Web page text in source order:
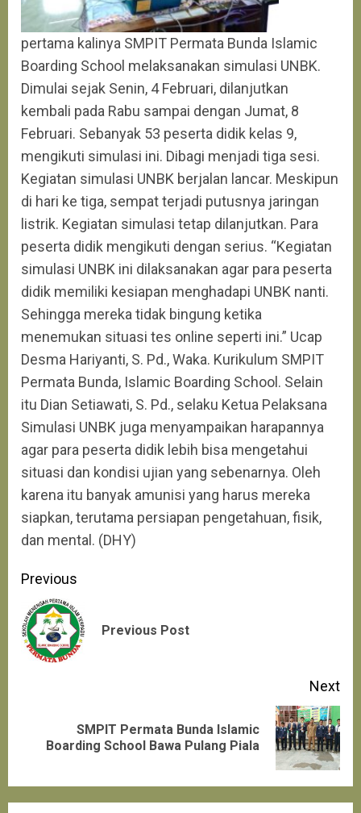
pertama kalinya SMPIT Permata Bunda Islamic
Boarding School melaksanakan simulasi UNBK.
Dimulai sejak Senin, 4 Februari, dilanjutkan
kembali pada Rabu sampai dengan Jumat, 8
Februari. Sebanyak 53 peserta didik kelas 9,
mengikuti simulasi ini. Dibagi menjadi tiga sesi.
Kegiatan simulasi UNBK berjalan lancar. Meskipun
di hari ke tiga, sempat terjadi putusnya jaringan
listrik. Kegiatan simulasi tetap dilanjutkan. Para
peserta didik mengikuti dengan serius. “Kegiatan
simulasi UNBK ini dilaksanakan agar para peserta
didik memiliki kesiapan menghadapi UNBK nanti.
Sehingga mereka tidak bingung ketika
menemukan situasi tes online seperti ini.” Ucap
Desma Hariyanti, S. Pd., Waka. Kurikulum SMPIT
Permata Bunda, Islamic Boarding School. Selain
itu Dian Setiawati, S. Pd., selaku Ketua Pelaksana
Simulasi UNBK juga menyampaikan harapannya
agar para peserta didik lebih bisa mengetahui
situasi dan kondisi ujian yang sebenarnya. Oleh
karena itu banyak amunisi yang harus mereka
siapkan, terutama persiapan pengetahuan, fisik,
dan mental. (DHY)
Continue
Reading
Previous
Previous Post
Next
post:
SMPIT Permata Bunda Islamic
Boarding School Bawa Pulang Piala